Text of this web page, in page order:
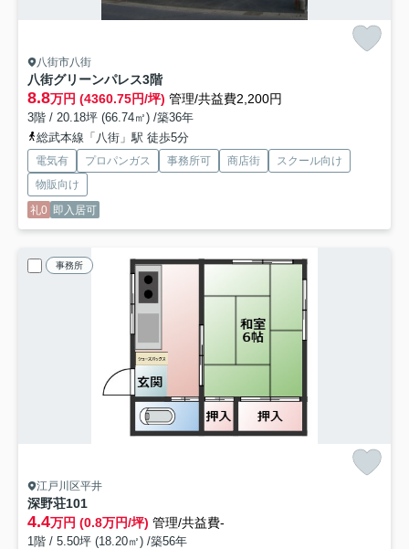
八街市八街
八街グリーンパレス3階
8.8万円 (4360.75円/坪) 管理/共益費2,200円
3階 / 20.18坪 (66.74㎡) /築36年
総武本線「八街」駅 徒歩5分
電気有 プロパンガス 事務所可 商店街
スクール向け
物販向け
礼0 即入居可
事務所
江戸川区平井
深野荘101
4.4万円 (0.8万円/坪) 管理/共益費-
1階 / 5.50坪 (18.20㎡) /築56年